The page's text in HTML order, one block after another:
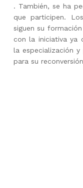
. También, se ha
que participen.
siguen su
con la iniciativa ya
la especialización
para su